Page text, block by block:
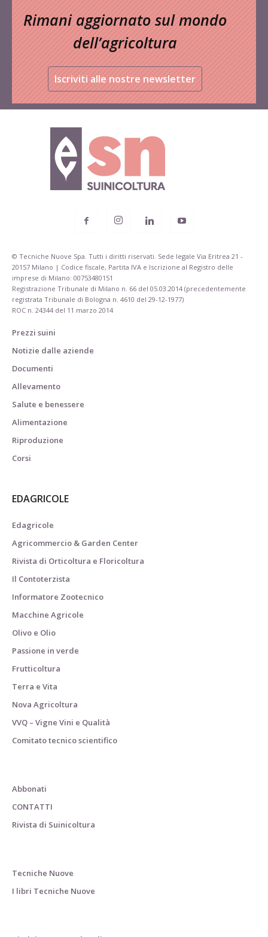
Rimani aggiornato sul mondo
dell’agricoltura
Iscriviti alle nostre newsletter
© Tecniche Nuove Spa. Tutti i diritti riservati. Sede legale Via Eritrea 21 -
20157 Milano | Codice fiscale, Partita IVA e Iscrizione al Registro delle
imprese di Milano: 00753480151
Registrazione Tribunale di Milano n. 66 del 05.03.2014 (precedentemente
registrata Tribunale di Bologna n. 4610 del 29-12-1977)
ROC n. 24344 del 11 marzo 2014
Prezzi suini
Notizie dalle aziende
Documenti
Allevamento
Salute e benessere
Alimentazione
Riproduzione
Corsi
EDAGRICOLE
Edagricole
Agricommercio & Garden Center
Rivista di Orticoltura e Floricoltura
Il Contoterzista
Informatore Zootecnico
Macchine Agricole
Olivo e Olio
Passione in verde
Frutticoltura
Terra e Vita
Nova Agricoltura
VVQ – Vigne Vini e Qualità
Comitato tecnico scientifico
Abbonati
CONTATTI
Rivista di Suinicoltura
Tecniche Nuove
I libri Tecniche Nuove